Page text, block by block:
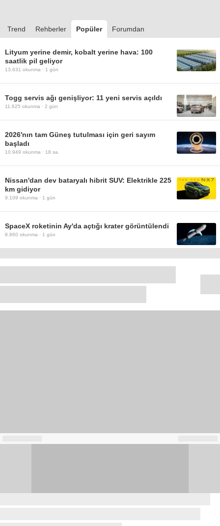
Trend Rehberler Popüler Forumdan
Lityum yerine demir, kobalt yerine hava: 100
saatlik pil geliyor
13.631 okunma · 1 gün
Togg servis ağı genişliyor: 11 yeni servis açıldı
11.625 okunma · 2 gün
2026'nın tam Güneş tutulması için geri sayım
başladı
10.949 okunma · 18 sa.
Nissan'dan dev bataryalı hibrit SUV: Elektrikle 225
km gidiyor
9.109 okunma · 1 gün
SpaceX roketinin Ay'da açtığı krater görüntülendi
8.860 okunma · 1 gün